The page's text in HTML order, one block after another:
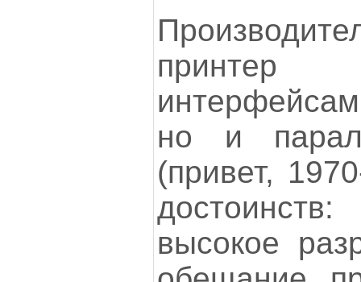
но и
(привет,
высокое